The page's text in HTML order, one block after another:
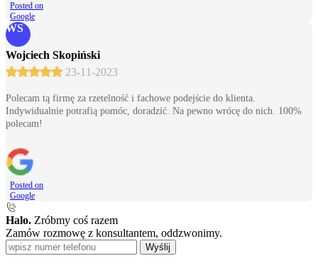
Posted on
Google
WS
Wojciech Skopiński
23-11-2023
Polecam tą firmę za rzetelność i fachowe podejście do klienta.
Indywidualnie potrafią pomóc, doradzić. Na pewno wrócę do nich. 100%
polecam!
Posted on
Google
Halo. Zróbmy coś razem
Zamów rozmowę z konsultantem, oddzwonimy.
Wyślij